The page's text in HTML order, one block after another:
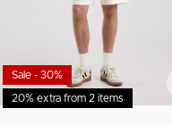
20% extra from 2 items
Sale - 30%